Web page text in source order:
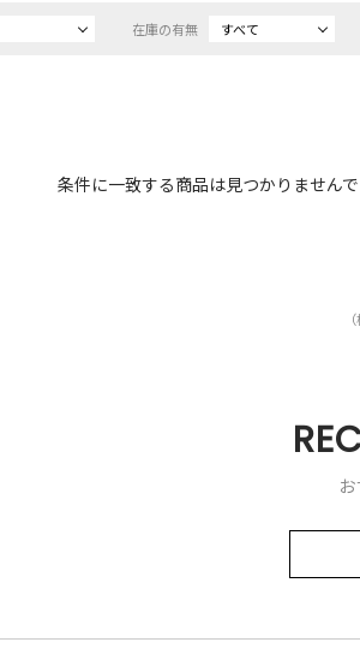
在庫の有無 すべて
条件に一致する商品は見つかりません